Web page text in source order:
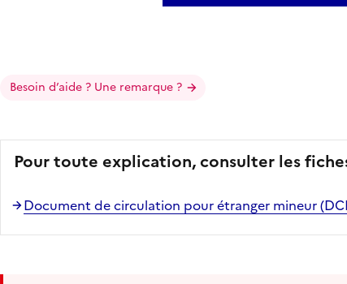
Besoin d’aide ? Une remarque ?
Pour toute explication, consulter les
Document de circulation pour étranger mineur